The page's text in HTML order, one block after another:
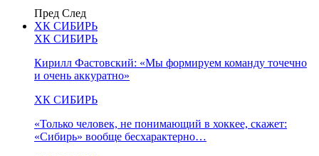
Пред След
ХК СИБИРЬ
ХК СИБИРЬ
Кирилл Фастовский: «Мы формируем команду точечно
и очень аккуратно»
ХК СИБИРЬ
«Только человек, не понимающий в хоккее, скажет:
«Сибирь» вообще бесхарактерно…